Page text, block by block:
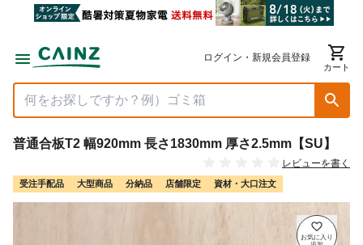
ログイン・新規会員登録
カート
普通合板T2 幅920mm 長さ1830mm 厚さ2.5mm【SU】
レビューを書く
受注手配品 大型商品 分納品 店舗限定 資材・大口注文